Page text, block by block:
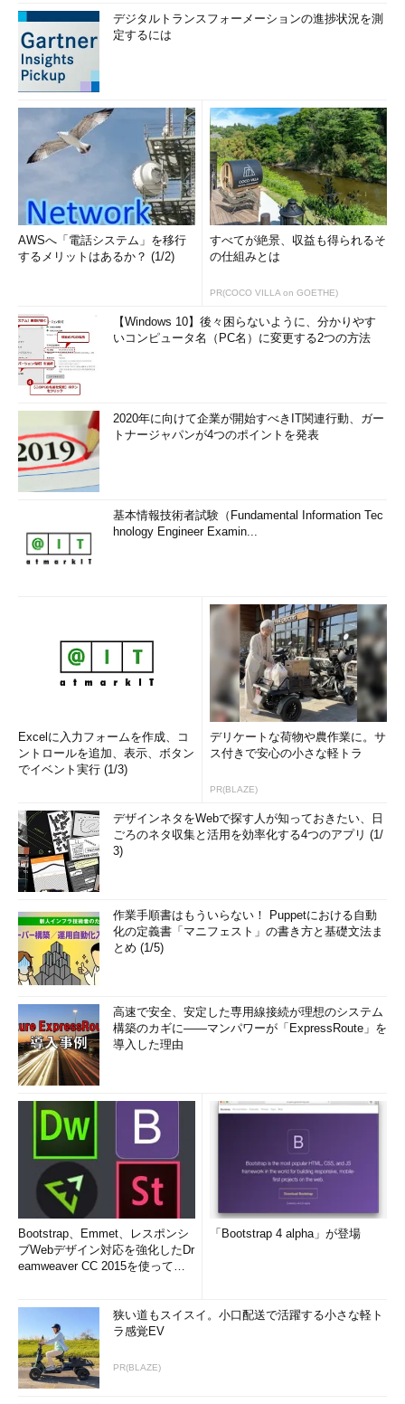
デジタルトランスフォーメーションの進捗状況を測
定するには
AWSへ「電話システム」を移行
するメリットはあるか？ (1/2)
すべてが絶景、収益も得られるそ
の仕組みとは
PR(COCO VILLA on GOETHE)
【Windows 10】後々困らないように、分かりやす
いコンピュータ名（PC名）に変更する2つの方法
2020年に向けて企業が開始すべきIT関連行動、ガー
トナージャパンが4つのポイントを発表
基本情報技術者試験（Fundamental Information Tec
hnology Engineer Examin...
Excelに入力フォームを作成、コ
ントロールを追加、表示、ボタン
でイベント実行 (1/3)
デリケートな荷物や農作業に。サ
ス付きで安心の小さな軽トラ
PR(BLAZE)
デザインネタをWebで探す人が知っておきたい、日
ごろのネタ収集と活用を効率化する4つのアプリ (1/
3)
作業手順書はもういらない！ Puppetにおける自動
化の定義書「マニフェスト」の書き方と基礎文法ま
とめ (1/5)
高速で安全、安定した専用線接続が理想のシステム
構築のカギに――マンパワーが「ExpressRoute」を
導入した理由
Bootstrap、Emmet、レスポンシ
ブWebデザイン対応を強化したDr
eamweaver CC 2015を使って
「Bootstrap 4 alpha」が登場
狭い道もスイスイ。小口配送で活躍する小さな軽ト
ラ感覚EV
PR(BLAZE)